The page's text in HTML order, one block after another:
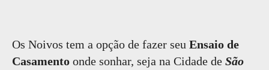
Os Noivos tem a opção de fazer seu Ensaio de
Casamento onde sonhar, seja na Cidade de São